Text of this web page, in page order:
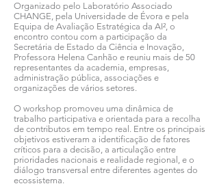
Organizado pelo Laboratório Associado
CHANGE, pela Universidade de Évora e pela
Equipa de Avaliação Estratégica da AI², o
encontro contou com a participação da
Secretária de Estado da Ciência e Inovação,
Professora Helena Canhão e reuniu mais de 50
representantes da academia, empresas,
administração pública, associações e
organizações de vários setores.
O workshop promoveu uma dinâmica de
trabalho participativa e orientada para a recolha
de contributos em tempo real. Entre os principais
objetivos estiveram a identificação de fatores
críticos para a decisão, a articulação entre
prioridades nacionais e realidade regional, e o
diálogo transversal entre diferentes agentes do
ecossistema.